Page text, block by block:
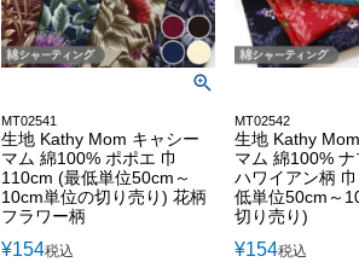
MT02541
生地 Kathy Mom キャシー
マム 綿100% ポポエ 巾
110cm (最低単位50cm～
10cm単位の切り売り) 花柄
フラワー柄
¥154税込
MT02542
生地 Kathy
マム 綿100%
ハワイアン柄
低単位50cm～
切り売り)
¥154税込